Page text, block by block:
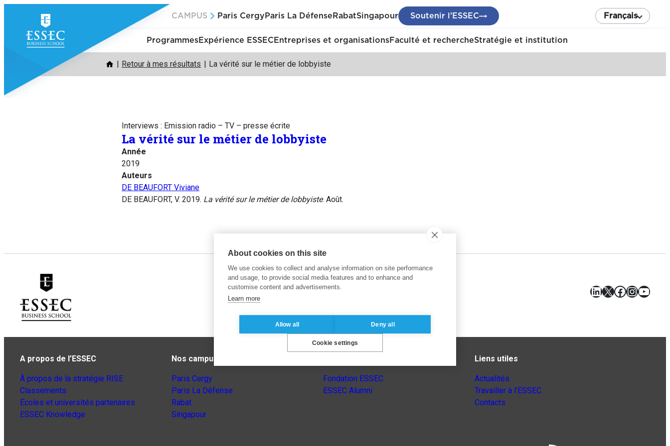
contenu
CAMPUS Paris Cergy Paris La Défense RabatSingapour Soutenir l’ESSEC Français
ProgrammesExpérience ESSEC Entreprises et organisationsFaculté et rechercheStratégie et institution
Retour à mes résultats La vérité sur le métier de lobbyiste
Interviews : Emission radio – TV – presse écrite
La vérité sur le métier de lobbyiste
Année
2019
Auteurs
DE BEAUFORT Viviane
DE BEAUFORT, V. 2019. La vérité sur le métier de lobbyiste. Août.
LinkedIn
X Facebook
A propos de l’ESSEC
À propos de la stratégie RISE
Classements
Écoles et universités partenaires
ESSEC Knowledge
Nos campus
Paris Cergy
Paris La Défense
Rabat
Singapour
Fondation ESSEC
ESSEC Alumni
Liens utiles
Actualités
Travailler à l’ESSEC
Contacts
About cookies on this site
We use cookies to collect and analyse information on site performance
and usage, to provide social media features and to enhance and
customise content and advertisements.
Learn more
Allow all Deny all
Cookie settings